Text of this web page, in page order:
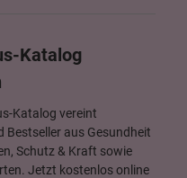
Katalog
Katalog vereint
Bestseller aus Gesundheit
Schutz & Kraft sowie
Jetzt kostenlos online